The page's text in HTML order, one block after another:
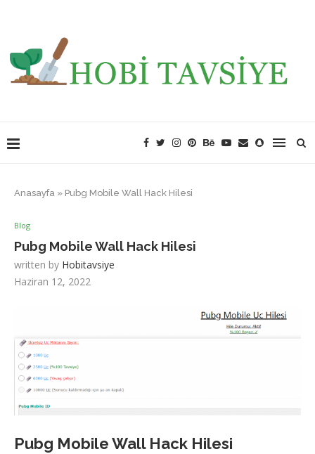
Anasayfa » Pubg Mobile Wall Hack Hilesi
Blog
Pubg Mobile Wall Hack Hilesi
written by Hobitavsiye
Haziran 12, 2022
Pubg Mobile Wall Hack Hilesi